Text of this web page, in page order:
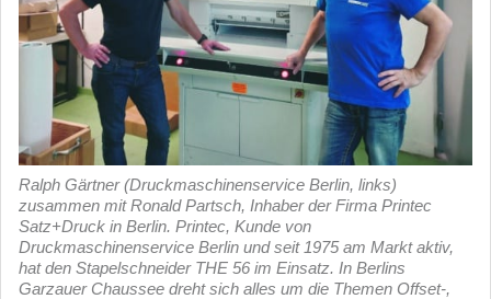
Ralph Gärtner (Druckmaschinenservice Berlin, links)
zusammen mit Ronald Partsch, Inhaber der Firma Printec
Satz+Druck in Berlin. Printec, Kunde von
Druckmaschinenservice Berlin und seit 1975 am Markt aktiv,
hat den Stapelschneider THE 56 im Einsatz. In Berlins
Garzauer Chaussee dreht sich alles um die Themen Offset-,